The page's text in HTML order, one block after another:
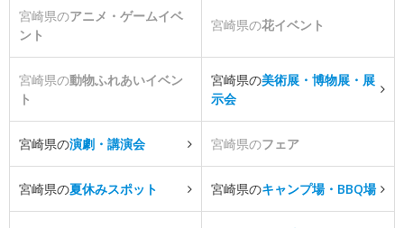
宮崎県のアニメ・ゲームイベ
ント
宮崎県の花イベント
宮崎県の動物ふれあいイベン
ト
宮崎県の美術展・博物展・展
示会
宮崎県の演劇・講演会 宮崎県のフェア
宮崎県の夏休みスポット 宮崎県のキャンプ場・BBQ場